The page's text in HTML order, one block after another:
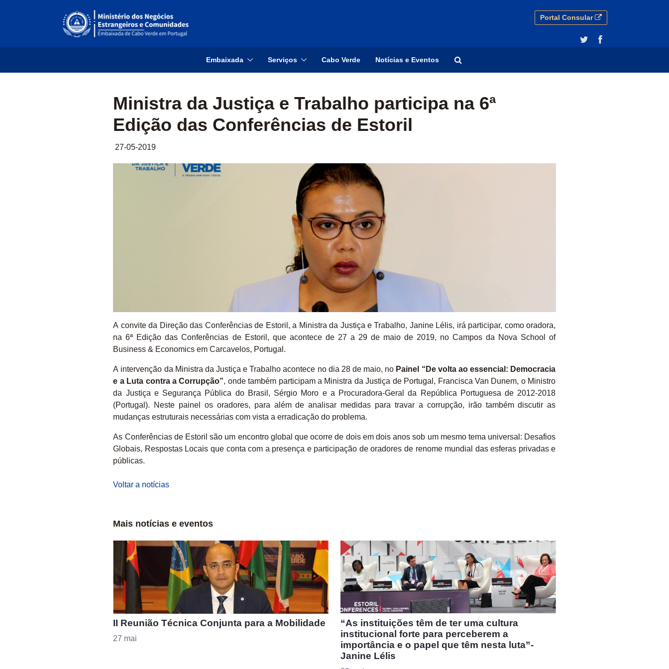
Portal Consular
Embaixada Serviços Cabo Verde Notícias e Eventos
- Ministra da Justiça e Trabalho participa na 6ª Edição das Conferências de Estoril
Ministra da Justiça e Trabalho participa na 6ª
Edição das Conferências de Estoril
27-05-2019
A convite da Direção das Conferências de Estoril, a Ministra da Justiça e Trabalho, Janine Lélis, irá participar, como oradora,
na 6ª Edição das Conferências de Estoril, que acontece de 27 a 29 de maio de 2019, no Campos da Nova School of
Business & Economics em Carcavelos, Portugal.
A intervenção da Ministra da Justiça e Trabalho acontece no dia 28 de maio, no Painel “De volta ao essencial: Democracia
e a Luta contra a Corrupção”, onde também participam a Ministra da Justiça de Portugal, Francisca Van Dunem, o Ministro
da Justiça e Segurança Pública do Brasil, Sérgio Moro e a Procuradora-Geral da República Portuguesa de 2012-2018
(Portugal). Neste painel os oradores, para além de analisar medidas para travar a corrupção, irão também discutir as
mudanças estruturais necessárias com vista a erradicação do problema.
As Conferências de Estoril são um encontro global que ocorre de dois em dois anos sob um mesmo tema universal: Desafios
Globais, Respostas Locais que conta com a presença e participação de oradores de renome mundial das esferas privadas e
públicas.
Voltar a notícias
Mais notícias e eventos
II Reunião Técnica Conjunta para a Mobilidade
27 mai
“As instituições têm de ter uma cultura
institucional forte para perceberem a
importância e o papel que têm nesta luta”-
Janine Lélis